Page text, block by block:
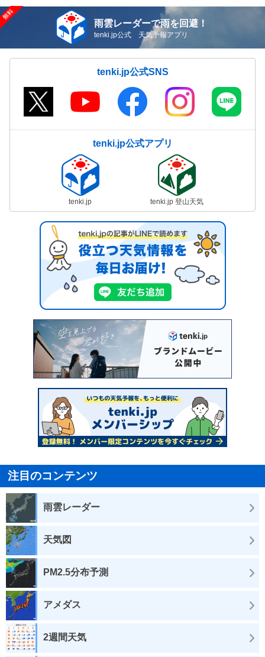
雨雲レーダーで雨を回避！
tenki.jp公式 天気予報アプリ
tenki.jp公式SNS
tenki.jp公式アプリ
tenki.jp tenki.jp 登山天気
注目のコンテンツ
雨雲レーダー
天気図
PM2.5分布予測
アメダス
2週間天気